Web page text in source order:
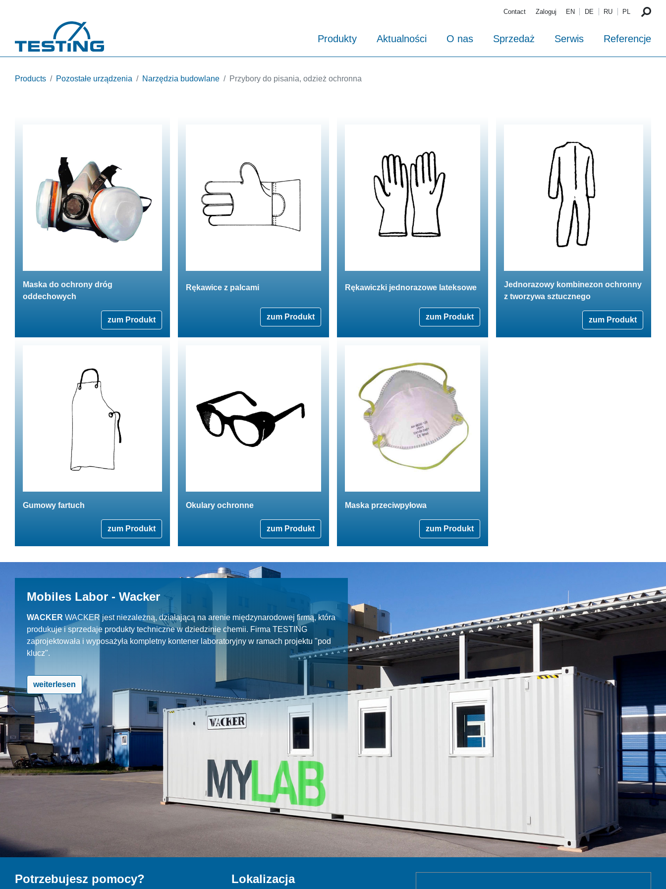
Contact Zaloguj EN DE RU PL
Produkty Aktualności O nas Sprzedaż Serwis Referencje
Products Pozostałe urządzenia Narzędzia budowlane Przybory do pisania, odzież ochronna
Maska do ochrony dróg
oddechowych
zum Produkt
Rękawice z palcami
zum Produkt
Rękawiczki jednorazowe lateksowe
zum Produkt
Jednorazowy kombinezon ochronny
z tworzywa sztucznego
zum Produkt
Gumowy fartuch
zum Produkt
Okulary ochronne
zum Produkt
Maska przeciwpyłowa
zum Produkt
Mobiles Labor - Wacker
WACKER WACKER jest niezależną, działającą na arenie międzynarodowej firmą, która
produkuje i sprzedaje produkty techniczne w dziedzinie chemii. Firma TESTING
zaprojektowała i wyposażyła kompletny kontener laboratoryjny w ramach projektu "pod
klucz".
weiterlesen
Potrzebujesz pomocy? Lokalizacja